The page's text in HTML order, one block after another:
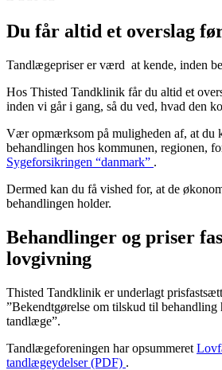
Du får altid et overslag
Tandlægepriser er værd at kende, inden
Hos Thisted Tandklinik får du altid et
inden vi går i gang, så du ved, hvad den
Vær opmærksom på muligheden af, at du
behandlingen hos kommunen, regionen,
Sygeforsikringen “danmark” .
Dermed kan du få vished for, at de
behandlingen holder.
Behandlinger og priser
lovgivning
Thisted Tandklinik er underlagt
”Bekendtgørelse om tilskud til behandling
tandlæge”.
Tandlægeforeningen har opsummeret
tandlægeydelser (PDF) .